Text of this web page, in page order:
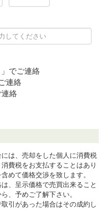
は、売却をした個人に消費税
費税をお支払することはあり
めて価格交渉を致します。
、呈示価格で売買出来ること
、予めご了解下さい。
引があった場合はその成約し